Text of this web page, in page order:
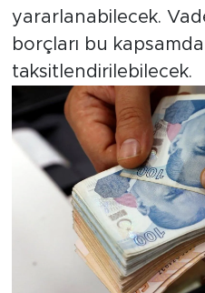
yararlanabilecek.
borçları bu
taksitlendirilebilecek.